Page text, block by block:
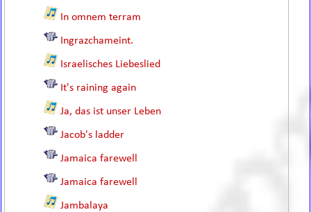
In omnem terram
Ingrazchameint.
Israelisches Liebeslied
It's raining again
Ja, das ist unser Leben
Jacob's ladder
Jamaica farewell
Jamaica farewell
Jambalaya